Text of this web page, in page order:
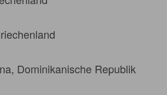
Dominikanische Republik